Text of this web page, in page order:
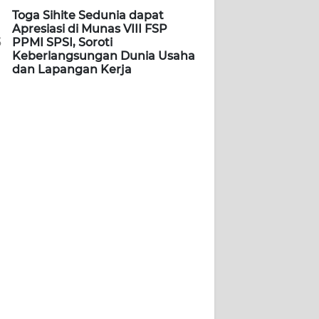
Toga Sihite Sedunia dapat
Apresiasi di Munas VIII FSP
PPMI SPSI, Soroti
Keberlangsungan Dunia Usaha
dan Lapangan Kerja